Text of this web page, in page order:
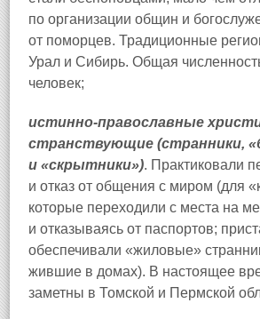
по организации общин и
от поморцев. Традиционные
Урал и Сибирь. Общая
человек;
истинно-православные
странствующие (странники,
и «скрытники»). Практиковали
и отказ от общения с миром (для
которые переходили с места на
и отказываясь от паспортов;
обеспечивали «жиловые»
жившие в домах). В настоящее
заметны в Томской и Пермской